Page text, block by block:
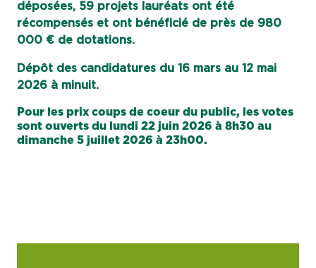
déposées, 59 projets lauréats ont été
récompensés et ont bénéficié de près de 980
000 € de dotations.
Dépôt des candidatures du 16 mars au 12 mai
2026 à minuit.
Pour les prix coups de coeur du public, les votes
sont ouverts du lundi 22 juin 2026 à 8h30 au
dimanche 5 juillet 2026 à 23h00.